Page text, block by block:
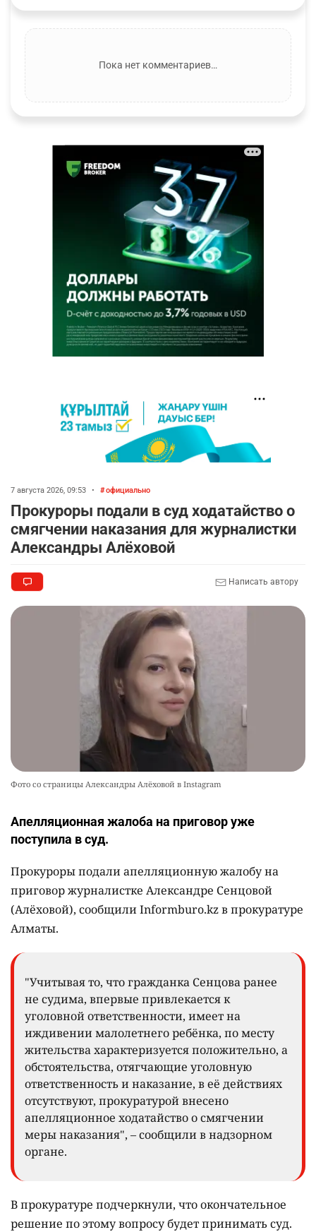
Пока нет комментариев…
7 августа 2026, 09:53 • официально
Прокуроры подали в суд ходатайство о
смягчении наказания для журналистки
Александры Алёховой
Написать автору
Фото со страницы Александры Алёховой в Instagram
Апелляционная жалоба на приговор уже
поступила в суд.
Прокуроры подали апелляционную жалобу на
приговор журналистке Александре Сенцовой
(Алёховой), сообщили Informburo.kz в прокуратуре
Алматы.
"Учитывая то, что гражданка Сенцова ранее
не судима, впервые привлекается к
уголовной ответственности, имеет на
иждивении малолетнего ребёнка, по месту
жительства характеризуется положительно, а
обстоятельства, отягчающие уголовную
ответственность и наказание, в её действиях
отсутствуют, прокуратурой внесено
апелляционное ходатайство о смягчении
меры наказания", – сообщили в надзорном
органе.
В прокуратуре подчеркнули, что окончательное
решение по этому вопросу будет принимать суд.